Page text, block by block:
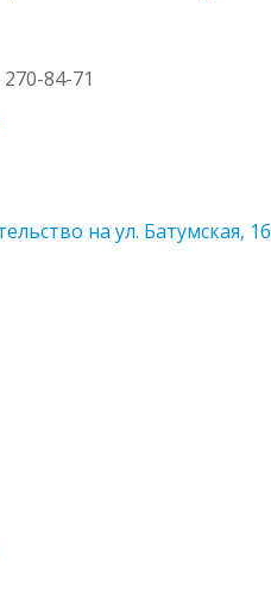
84-71
на ул. Батумская, 1б